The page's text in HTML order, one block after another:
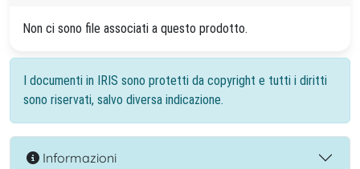
Non ci sono file associati a questo prodotto.
I documenti in IRIS sono protetti da copyright e tutti i diritti
sono riservati, salvo diversa indicazione.
Informazioni